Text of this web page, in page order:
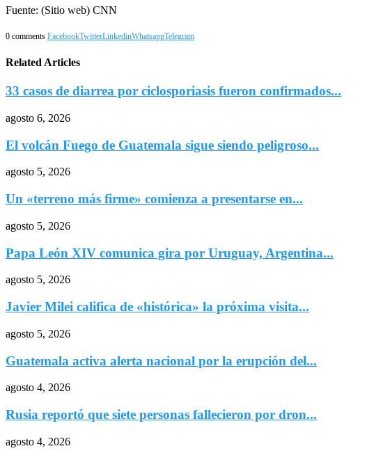
Fuente: (Sitio web) CNN
0 comments FacebookTwitterLinkedinWhatsappTelegram
Related Articles
33 casos de diarrea por ciclosporiasis fueron confirmados...
agosto 6, 2026
El volcán Fuego de Guatemala sigue siendo peligroso...
agosto 5, 2026
Un «terreno más firme» comienza a presentarse en...
agosto 5, 2026
Papa León XIV comunica gira por Uruguay, Argentina...
agosto 5, 2026
Javier Milei califica de «histórica» la próxima visita...
agosto 5, 2026
Guatemala activa alerta nacional por la erupción del...
agosto 4, 2026
Rusia reportó que siete personas fallecieron por dron...
agosto 4, 2026